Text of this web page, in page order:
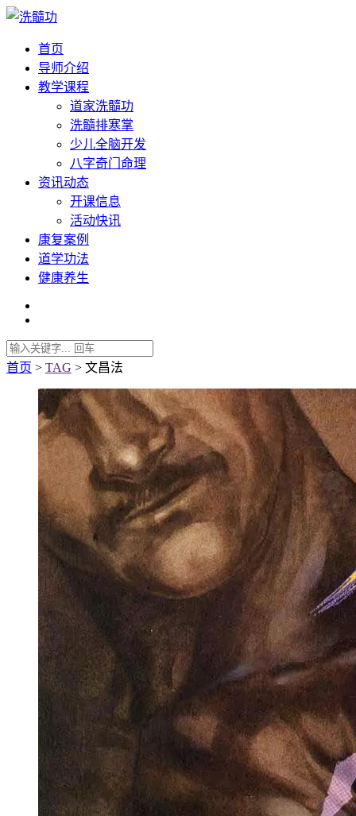
首页
导师介绍
教学课程
道家洗髓功
洗髓排寒掌
少儿全脑开发
八字奇门命理
资讯动态
开课信息
活动快讯
康复案例
道学功法
健康养生
首页 > TAG > 文昌法